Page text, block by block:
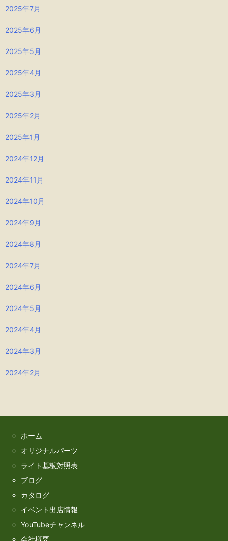
2025年7月
2025年6月
2025年5月
2025年4月
2025年3月
2025年2月
2025年1月
2024年12月
2024年11月
2024年10月
2024年9月
2024年8月
2024年7月
2024年6月
2024年5月
2024年4月
2024年3月
2024年2月
ホーム
オリジナルパーツ
ライト基板対照表
ブログ
カタログ
イベント出店情報
YouTubeチャンネル